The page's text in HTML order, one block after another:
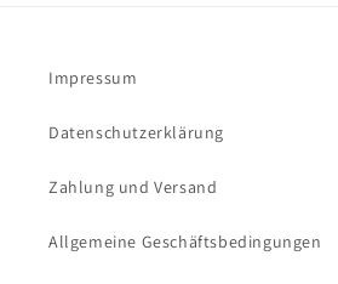
Impressum
Datenschutzerklärung
Zahlung und Versand
Allgemeine Geschäftsbedingungen